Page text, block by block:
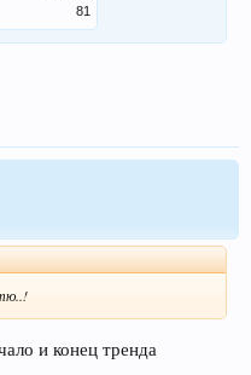
81
и конец тренда